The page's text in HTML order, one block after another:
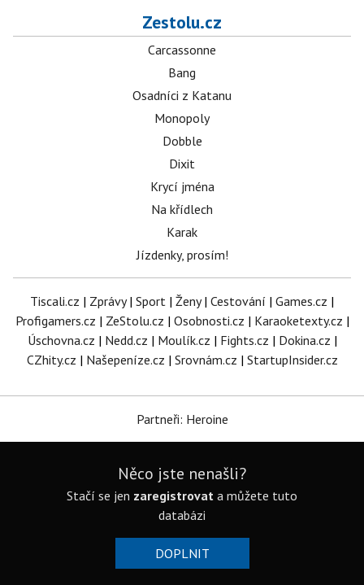
Zestolu.cz
Carcassonne
Bang
Osadníci z Katanu
Monopoly
Dobble
Dixit
Krycí jména
Na křídlech
Karak
Jízdenky, prosím!
Tiscali.cz | Zprávy| Sport | Ženy| Cestování | Games.cz |
Profigamers.cz | ZeStolu.cz | Osobnosti.cz | Karaoketexty.cz |
Úschovna.cz | Nedd.cz | Moulík.cz | Fights.cz | Dokina.cz |
CZhity.cz | Našepeníze.cz | Srovnám.cz | StartupInsider.cz
Partneři: Heroine
Něco jste nenašli?
Stačí se jen zaregistrovat a můžete tuto
databázi
DOPLNIT